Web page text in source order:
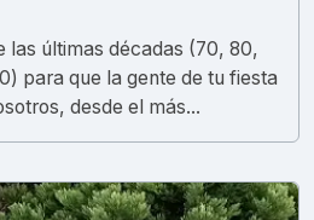
las últimas décadas (70, 80,
para que la gente de tu fiesta
desde el más...